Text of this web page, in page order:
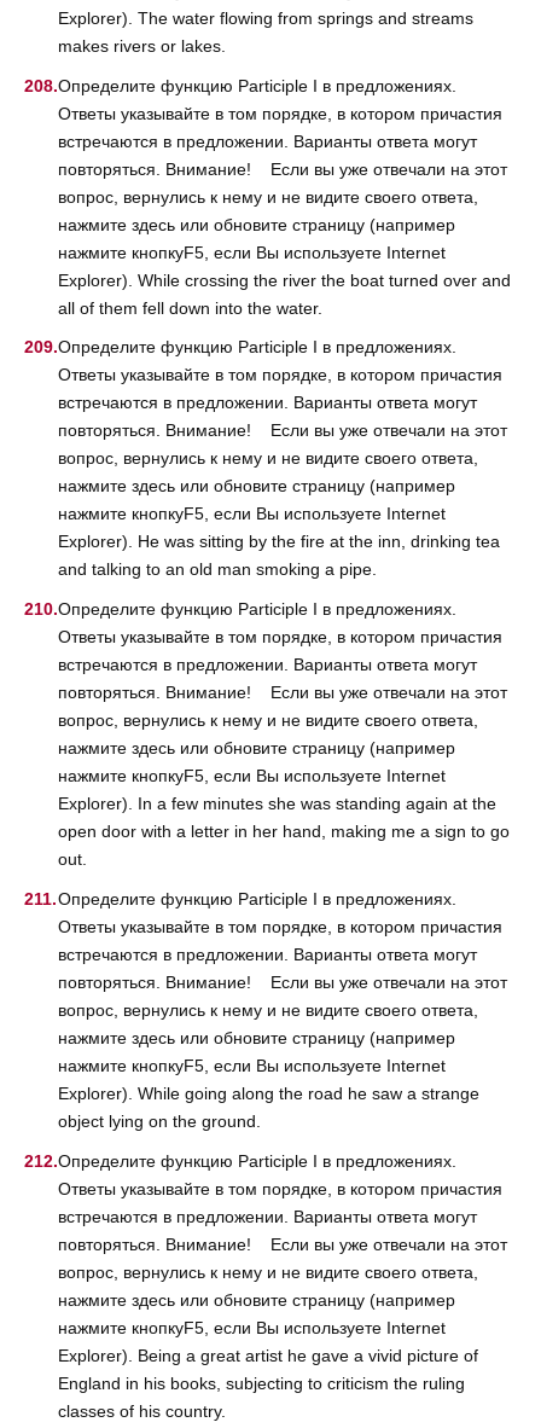
Explorer). The water flowing from springs and streams
makes rivers or lakes.
Определите функцию Participle I в предложениях.
Ответы указывайте в том порядке, в котором причастия
встречаются в предложении. Варианты ответа могут
повторяться. Внимание! Если вы уже отвечали на этот
вопрос, вернулись к нему и не видите своего ответа,
нажмите здесь или обновите страницу (например
нажмите кнопкуF5, если Вы используете Internet
Explorer). While crossing the river the boat turned over and
all of them fell down into the water.
Определите функцию Participle I в предложениях.
Ответы указывайте в том порядке, в котором причастия
встречаются в предложении. Варианты ответа могут
повторяться. Внимание! Если вы уже отвечали на этот
вопрос, вернулись к нему и не видите своего ответа,
нажмите здесь или обновите страницу (например
нажмите кнопкуF5, если Вы используете Internet
Explorer). He was sitting by the fire at the inn, drinking tea
and talking to an old man smoking a pipe.
Определите функцию Participle I в предложениях.
Ответы указывайте в том порядке, в котором причастия
встречаются в предложении. Варианты ответа могут
повторяться. Внимание! Если вы уже отвечали на этот
вопрос, вернулись к нему и не видите своего ответа,
нажмите здесь или обновите страницу (например
нажмите кнопкуF5, если Вы используете Internet
Explorer). In a few minutes she was standing again at the
open door with a letter in her hand, making me a sign to go
out.
Определите функцию Participle I в предложениях.
Ответы указывайте в том порядке, в котором причастия
встречаются в предложении. Варианты ответа могут
повторяться. Внимание! Если вы уже отвечали на этот
вопрос, вернулись к нему и не видите своего ответа,
нажмите здесь или обновите страницу (например
нажмите кнопкуF5, если Вы используете Internet
Explorer). While going along the road he saw a strange
object lying on the ground.
Определите функцию Participle I в предложениях.
Ответы указывайте в том порядке, в котором причастия
встречаются в предложении. Варианты ответа могут
повторяться. Внимание! Если вы уже отвечали на этот
вопрос, вернулись к нему и не видите своего ответа,
нажмите здесь или обновите страницу (например
нажмите кнопкуF5, если Вы используете Internet
Explorer). Being a great artist he gave a vivid picture of
England in his books, subjecting to criticism the ruling
classes of his country.